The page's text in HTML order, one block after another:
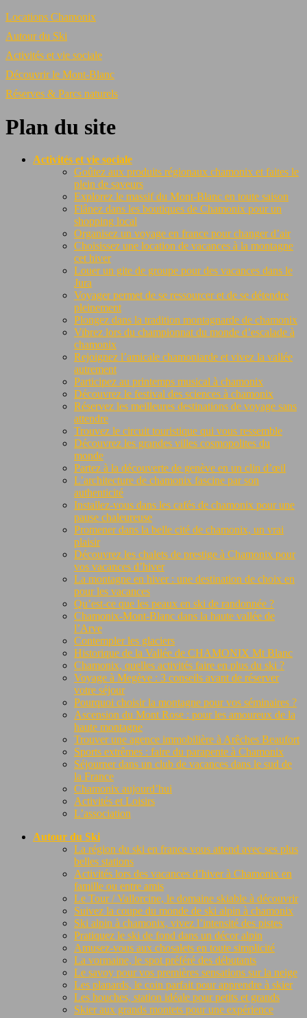
Locations Chamonix
Autour du Ski
Activités et vie sociale
Découvrir le Mont-Blanc
Réserves & Parcs naturels
Plan du site
Activités et vie sociale
Goûtez aux produits régionaux chamonix et faites le
plein de saveurs
Explorez le massif du Mont-Blanc en toute saison
Flânez dans les boutiques de Chamonix pour un
shopping local
Organisez un voyage en france pour changer d’air
Choisissez une location de vacances à la montagne
cet hiver
Louer un gite de groupe pour des vacances dans le
Jura
Voyager permet de se ressourcer et de se détendre
pleinement
Plongez dans la tradition montagnarde de chamonix
Vibrez lors du championnat du monde d’escalade à
chamonix
Rejoignez l’amicale chamoniarde et vivez la vallée
autrement
Participez au printemps musical à chamonix
Découvrez le festival des sciences à chamonix
Réservez les meilleures destinations de voyage sans
attendre
Trouvez le circuit touristique qui vous ressemble
Découvrez les grandes villes cosmopolites du
monde
Partez à la découverte de genève en un clin d’œil
L’architecture de chamonix fascine par son
authenticité
Installez-vous dans les cafés de chamonix pour une
pause chaleureuse
Promener dans la belle cité de chamonix, un vrai
plaisir
Découvrez les chalets de prestige à Chamonix pour
vos vacances d’hiver
La montagne en hiver : une destination de choix en
pour les vacances
Qu’est-ce que les peaux en ski de randonnée ?
Chamonix-Mont-Blanc dans la haute vallée de
l’Arve
Contempler les glaciers
Historique de la Vallée de CHAMONIX Mt Blanc
Chamonix, quelles activités faire en plus du ski ?
Voyage à Megève : 3 conseils avant de réserver
votre séjour
Pourquoi choisir la montagne pour vos séminaires ?
Ascension du Mont Rose : pour les amoureux de la
haute montagne
Trouver une agence immobilière à Arêches Beaufort
Sports extrêmes : faire du parapente à Chamonix
Séjourner dans un club de vacances dans le sud de
la France
Chamonix aujourd’hui
Activités et Loisirs
L’association
Autour du Ski
La région du ski en france vous attend avec ses plus
belles stations
Activités lors des vacances d’hiver à Chamonix en
famille ou entre amis
Le Tour / Vallorcine, le domaine skiable à découvrir
Suivez la coupe du monde de ski alpin à chamonix
Ski alpin à chamonix, vivez l’intensité des pistes
Pratiquez le ski de fond dans un décor alpin
Amusez-vous aux chosalets en toute simplicité
La vormaine, le spot préféré des débutants
Le savoy pour vos premières sensations sur la neige
Les planards, le coin parfait pour apprendre à skier
Les houches, station idéale pour petits et grands
Skier aux grands montets pour une expérience